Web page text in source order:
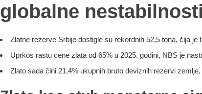
globalne nestabilnosti
Zlatne rezerve Srbije dostigle su rekordnih 52,5 tona, čija
Uprkos rastu cene zlata od 65% u 2025. godini, NBS je
Zlato sada čini 21,4% ukupnih bruto deviznih rezervi